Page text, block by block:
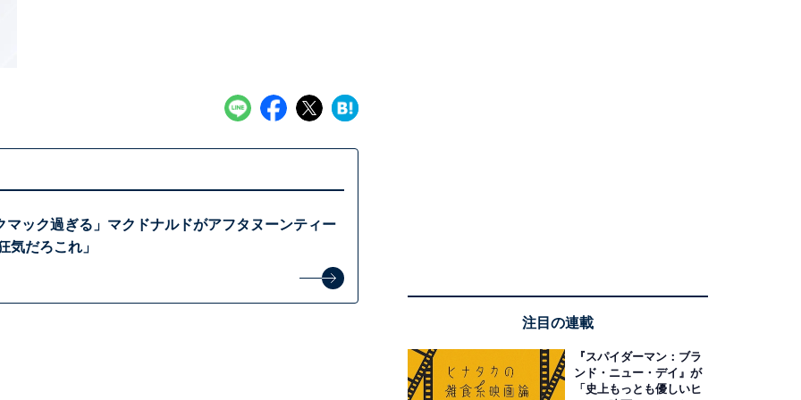
マック過ぎる」マクドナルドがアフタヌーンティー
気だろこれ」
注目の連載
『スパイダーマン：ブラ
ンド・ニュー・デイ』が
「史上もっとも優しいヒ